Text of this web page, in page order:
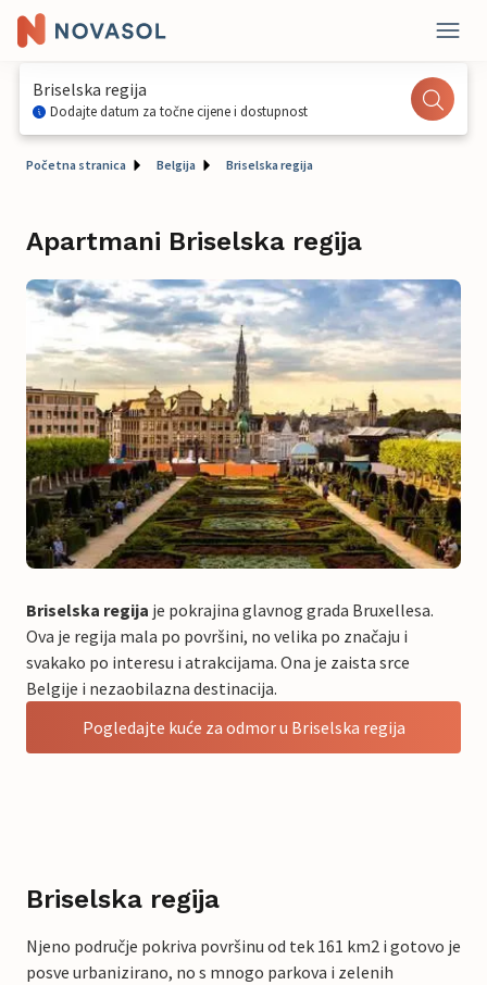
Briselska regija
Dodajte datum za točne cijene i dostupnost
Početna stranica Belgija Briselska regija
Apartmani Briselska regija
Briselska regija je pokrajina glavnog grada Bruxellesa.
Ova je regija mala po površini, no velika po značaju i
svakako po interesu i atrakcijama. Ona je zaista srce
Belgije i nezaobilazna destinacija.
Pogledajte kuće za odmor u Briselska regija
Briselska regija
Njeno područje pokriva površinu od tek 161 km2 i gotovo je
posve urbanizirano, no s mnogo parkova i zelenih